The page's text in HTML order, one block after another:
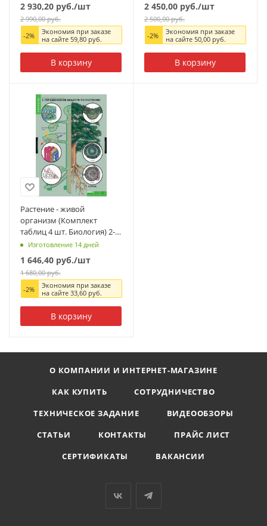
2 930,20 руб./шт
2 990,00руб.
-2%
Экономия при заказе
на сайте 59,80руб.
В корзину
2 450,00 руб./шт
2 500,00руб.
-2%
Экономия при заказе
на сайте 50,00руб.
В корзину
Растение - живой
организм (Комплект
таблиц 4 шт. Биология) 2-
072-633
Изготовление 14 дней
1 646,40 руб./шт
1 680,00руб.
-2%
Экономия при заказе
на сайте 33,60руб.
В корзину
О КОМПАНИИ И ИНТЕРНЕТ-МАГАЗИНЕ
КАК КУПИТЬ
СОТРУДНИЧЕСТВО
ТЕХНИЧЕСКОЕ ЗАДАНИЕ
ВИДЕООБЗОРЫ
СТАТЬИ
КОНТАКТЫ
ПРАЙС ЛИСТ
СЕРТИФИКАТЫ
ВАКАНСИИ